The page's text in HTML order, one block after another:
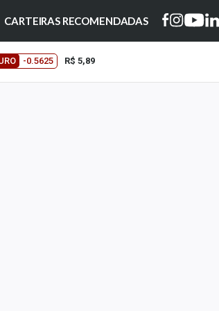
CARTEIRAS RECOMENDADAS
-0.5625 R$ 5,89